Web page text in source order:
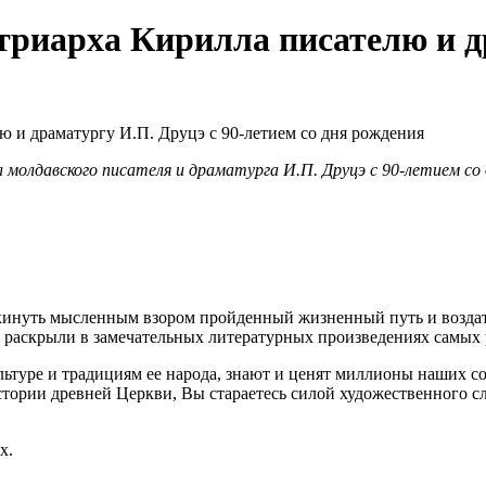
Кирилла писателю и
писателя и драматурга И.П. Друцэ с 90-летием
мысленным взором пройденный жизненный путь и
в замечательных литературных произведениях
и традициям ее народа, знают и ценят миллионы наших
древней Церкви, Вы стараетесь силой художественного